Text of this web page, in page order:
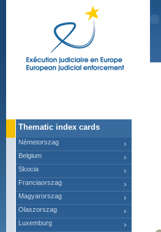
Thematic index cards
Németorszag
Belgium
Skocia
Franciaorszag
Magyarorszag
Olaszorszag
Luxemburg